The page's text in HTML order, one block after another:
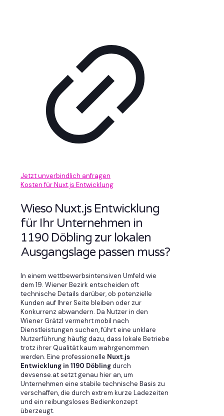
Jetzt unverbindlich anfragen
Kosten für Nuxt.js Entwicklung
Wieso Nuxt.js Entwicklung
für Ihr Unternehmen in
1190 Döbling zur lokalen
Ausgangslage passen muss?
In einem wettbewerbsintensiven Umfeld wie
dem 19. Wiener Bezirk entscheiden oft
technische Details darüber, ob potenzielle
Kunden auf Ihrer Seite bleiben oder zur
Konkurrenz abwandern. Da Nutzer in den
Wiener Grätzl vermehrt mobil nach
Dienstleistungen suchen, führt eine unklare
Nutzerführung häufig dazu, dass lokale Betriebe
trotz ihrer Qualität kaum wahrgenommen
werden. Eine professionelle Nuxt.js
Entwicklung in 1190 Döblingdurch
devsense.at setzt genau hier an, um
Unternehmen eine stabile technische Basis zu
verschaffen, die durch extrem kurze Ladezeiten
und ein reibungsloses Bedienkonzept
überzeugt.